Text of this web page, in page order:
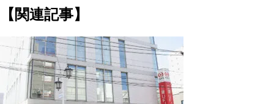
【関連記事】